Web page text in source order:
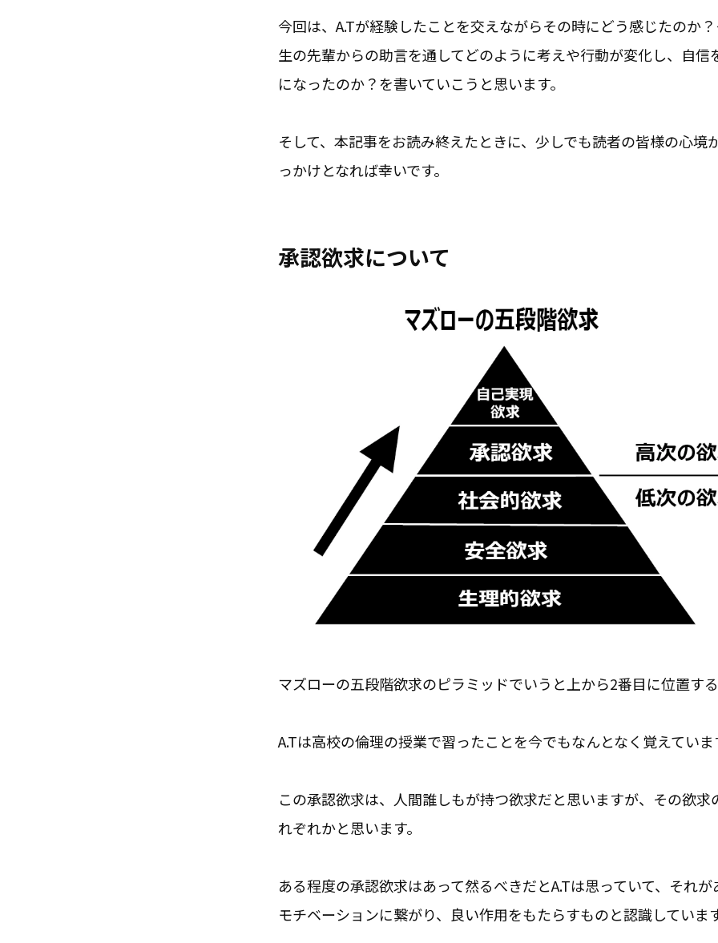
今回は、A.Tが経験したことを交えながらその時にどう感じたのか
生の先輩からの助言を通してどのように考えや行動が変化し、自信
になったのか？を書いていこうと思います。
そして、本記事をお読み終えたときに、少しでも読者の皆様の心境
っかけとなれば幸いです。
承認欲求について
マズローの五段階欲求のピラミッドでいうと上から2番目に位置する
A.Tは高校の倫理の授業で習ったことを今でもなんとなく覚えてい
この承認欲求は、人間誰しもが持つ欲求だと思いますが、その欲求
れぞれかと思います。
ある程度の承認欲求はあって然るべきだとA.Tは思っていて、それが
モチベーションに繋がり、良い作用をもたらすものと認識しています